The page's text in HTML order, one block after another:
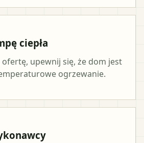
ciepła
upewnij się, że dom jest
ogrzewanie.